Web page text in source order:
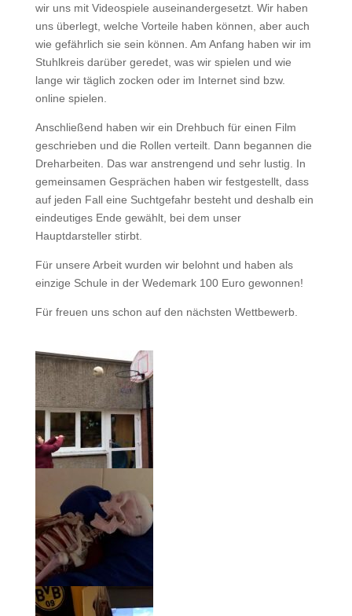
wir uns mit Videospiele auseinandergesetzt. Wir haben
uns überlegt, welche Vorteile haben können, aber auch
wie gefährlich sie sein können. Am Anfang haben wir im
Stuhlkreis darüber geredet, was wir spielen und wie
lange wir täglich zocken oder im Internet sind bzw.
online spielen.
Anschließend haben wir ein Drehbuch für einen Film
geschrieben und die Rollen verteilt. Dann begannen die
Dreharbeiten. Das war anstrengend und sehr lustig. In
gemeinsamen Gesprächen haben wir festgestellt, dass
auf jeden Fall eine Suchtgefahr besteht und deshalb ein
eindeutiges Ende gewählt, bei dem unser
Hauptdarsteller stirbt.
Für unsere Arbeit wurden wir belohnt und haben als
einzige Schule in der Wedemark 100 Euro gewonnen!
Für freuen uns schon auf den nächsten Wettbewerb.